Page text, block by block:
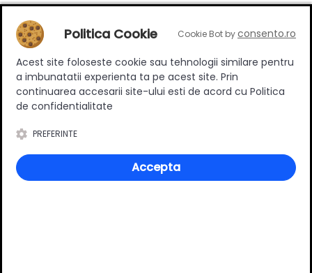
Deții sau ai utilizat produsul?
Spune-ți părerea acordând o nota produsului
Ratingul general al produsului
Politica Cookie Cookie Bot byconsento.ro
Acest site foloseste cookie sau tehnologii similare pentru
a imbunatatii experienta ta pe acest site. Prin
continuarea accesarii site-ului esti de acord cu Politica
de confidentialitate
PREFERINTE
Accepta